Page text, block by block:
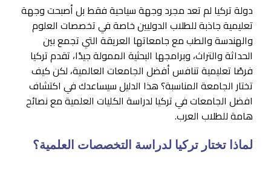
دولة تركيا لم تعد مجرد وجهة سياحية فقط بل أصبحت وجهة
تعليمية جاذبة للطلاب الدوليين خاصة في تخصصات العلوم
والهندسة والطب مع جامعاتها العريقة التي تجمع بين
الحداثة والتراث، وبرامجها البحثية الممولة جيدًا، تقدم تركيا
فرصًا تعليمية تنافس أفضل الجامعات العالمية، لكن كيف
تختار الجامعة المناسبة؟ هذا الدليل سيساعدك في اكتشاف
افضل الجامعات في تركيا لدراسة الكليات العلمية مع نصائح
هامة للطلاب العرب.
لماذا تختار تركيا لدراسة التخصصات العلمية؟